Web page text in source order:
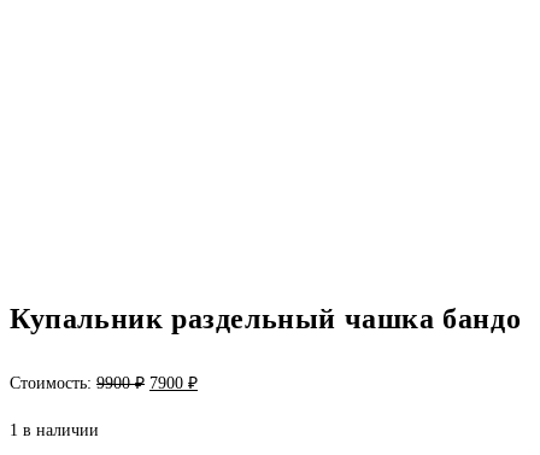
Купальник раздельный чашка бандо
Стоимость: 9900₽ Первоначальная
7900 ₽Текущая
1 в наличии